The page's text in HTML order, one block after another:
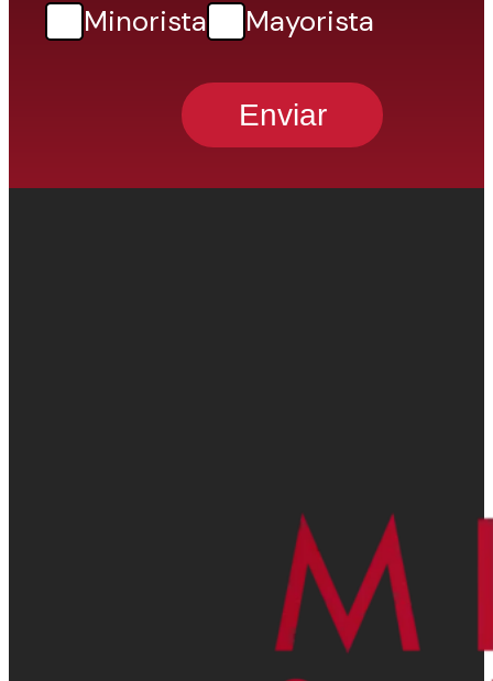
Minorista Mayorista
Enviar